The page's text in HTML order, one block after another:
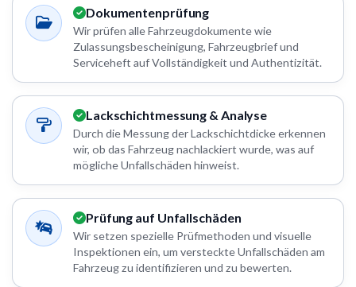
Dokumentenprüfung
Wir prüfen alle Fahrzeugdokumente wie
Zulassungsbescheinigung, Fahrzeugbrief und
Serviceheft auf Vollständigkeit und Authentizität.
Lackschichtmessung & Analyse
Durch die Messung der Lackschichtdicke erkennen
wir, ob das Fahrzeug nachlackiert wurde, was auf
mögliche Unfallschäden hinweist.
Prüfung auf Unfallschäden
Wir setzen spezielle Prüfmethoden und visuelle
Inspektionen ein, um versteckte Unfallschäden am
Fahrzeug zu identifizieren und zu bewerten.